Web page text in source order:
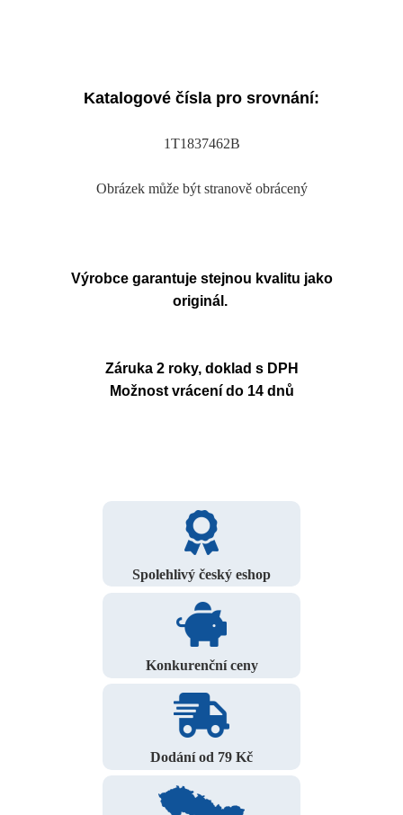
Katalogové čísla pro srovnání:
1T1837462B
Obrázek může být stranově obrácený
Výrobce garantuje stejnou kvalitu jako
originál.
Záruka 2 roky, doklad s DPH
Možnost vrácení do 14 dnů
Spolehlivý český eshop
Konkurenční ceny
Dodání od 79 Kč